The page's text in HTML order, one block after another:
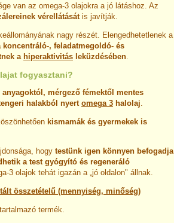
van az omega-3 olajokra a jó látáshoz. Az
vérellátásátis javítják.
nagy részét. Elengedhetetlenek a
koncentráló-, feladatmegoldó- és
a hiperaktivitás leküzdésében.
fogyasztani?
anyagoktól, mérgező fémektől mentes
halakból nyertomega 3 halolaj.
kismamák és gyermekek is
hogy testünk igen könnyen befogadja
a test gyógyító és regeneráló
3 olajok tehát igazán a „jó oldalon" állnak.
összetételű (mennyiség, minőség)
termék.